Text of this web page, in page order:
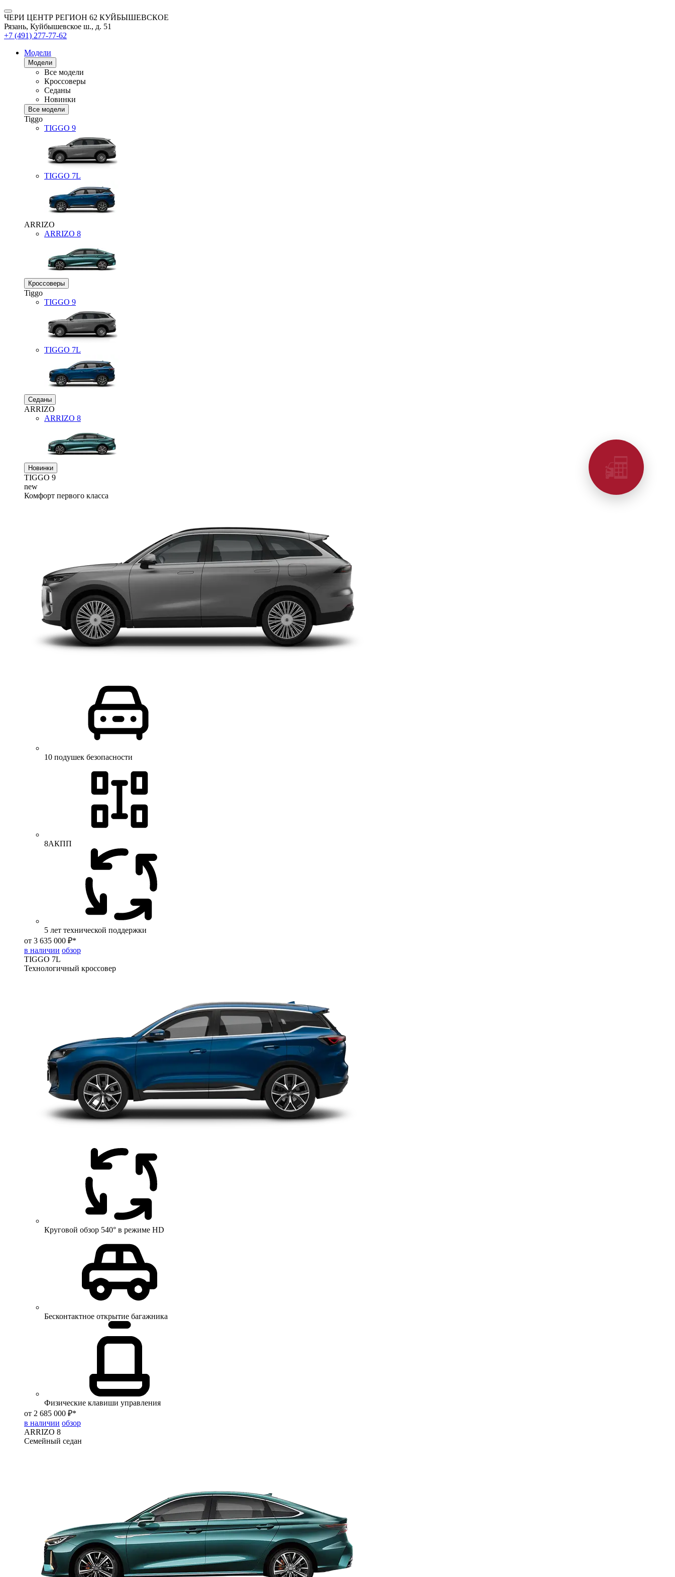
ЧЕРИ ЦЕНТР РЕГИОН 62 КУЙБЫШЕВСКОЕ
Рязань, Куйбышевское ш., д. 51
+7 (491) 277-77-62
Модели
Модели
Все модели
Кроссоверы
Седаны
Новинки
Все модели
Tiggo
TIGGO 9
TIGGO 7L
ARRIZO
ARRIZO 8
Кроссоверы
Tiggo
TIGGO 9
TIGGO 7L
Седаны
ARRIZO
ARRIZO 8
Новинки
TIGGO 9
new
Комфорт первого класса
10 подушек безопасности
8АКПП
5 лет технической поддержки
от 3 635 000 ₽*
в наличии обзор
TIGGO 7L
Технологичный кроссовер
Круговой обзор 540° в режиме HD
Бесконтактное открытие багажника
Физические клавиши управления
от 2 685 000 ₽*
в наличии обзор
ARRIZO 8
Семейный седан